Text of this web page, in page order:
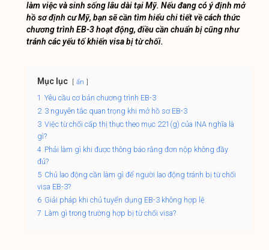
làm việc và sinh sống lâu dài tại Mỹ. Nếu đang có ý định mở
hồ sơ định cư Mỹ, bạn sẽ cần tìm hiểu chi tiết về cách thức
chương trình EB-3 hoạt động, điều cần chuẩn bị cũng như
tránh các yếu tố khiến visa bị từ chối.
Mục lục ẩn
1 Yêu cầu cơ bản chương trình EB-3
2 3 nguyên tắc quan trọng khi mở hồ sơ EB-3
3 Việc từ chối cấp thị thực theo mục 221(g) của INA nghĩa là
gì?
4 Phải làm gì khi được thông báo rằng đơn nộp không đầy
đủ?
5 Chủ lao động cần làm gì để người lao động tránh bị từ chối
visa EB-3?
6 Giải pháp khi chủ tuyển dụng EB-3 không hợp lệ
7 Làm gì trong trường hợp bị từ chối visa?